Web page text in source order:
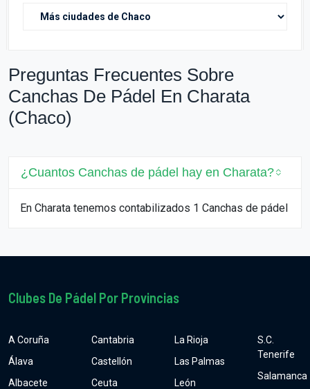
Preguntas Frecuentes Sobre
Canchas De Pádel En Charata
(Chaco)
¿Cuantos Canchas de pádel hay en Charata?
En Charata tenemos contabilizados 1 Canchas de pádel
Clubes De Pádel Por Provincias
A Coruña
Álava
Albacete
Cantabria
Castellón
Ceuta
La Rioja
Las Palmas
León
S.C.
Tenerife
Salamanca